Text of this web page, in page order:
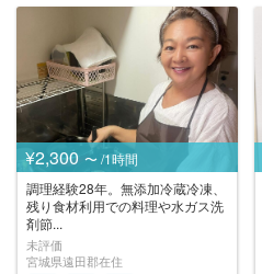
¥2,300 〜 /1時間
調理経験28年。無添加冷蔵冷凍、
残り食材利用での料理や水ガス洗
剤節...
未評価
宮城県遠田郡在住